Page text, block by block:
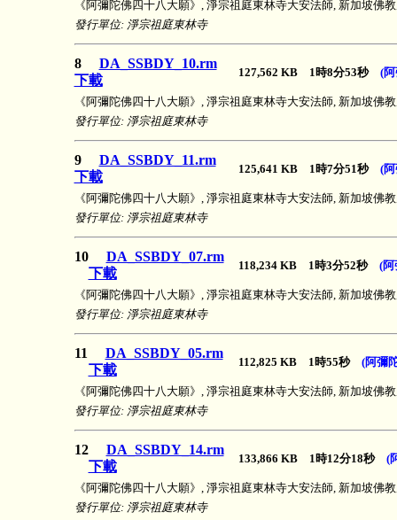
《阿彌陀佛四十八大願》, 淨宗祖庭東林寺大安法師, 新加坡佛
發行單位: 淨宗祖庭東林寺
8 DA_SSBDY_10.rm
下載
127,562 KB 1時8分53秒 (
《阿彌陀佛四十八大願》, 淨宗祖庭東林寺大安法師, 新加坡佛
發行單位: 淨宗祖庭東林寺
9 DA_SSBDY_11.rm
下載
125,641 KB 1時7分51秒 (
《阿彌陀佛四十八大願》, 淨宗祖庭東林寺大安法師, 新加坡佛
發行單位: 淨宗祖庭東林寺
10 DA_SSBDY_07.rm
下載
118,234 KB 1時3分52秒 (阿
《阿彌陀佛四十八大願》, 淨宗祖庭東林寺大安法師, 新加坡佛
發行單位: 淨宗祖庭東林寺
11 DA_SSBDY_05.rm
下載
112,825 KB 1時55秒 (阿彌
《阿彌陀佛四十八大願》, 淨宗祖庭東林寺大安法師, 新加坡佛
發行單位: 淨宗祖庭東林寺
12 DA_SSBDY_14.rm
下載
133,866 KB 1時12分18秒 (
《阿彌陀佛四十八大願》, 淨宗祖庭東林寺大安法師, 新加坡佛
發行單位: 淨宗祖庭東林寺